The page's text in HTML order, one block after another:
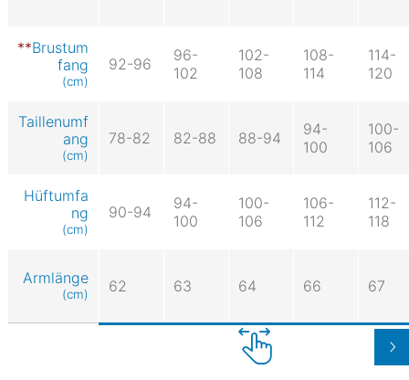
Brustum
fang
(cm)
92-96
96-
102
102-
108
108-
114
114-
120
Taillenumf
ang
(cm)
78-82 82-88 88-94
94-
100
100-
106
Hüftumfa
ng
(cm)
90-94
94-
100
100-
106
106-
112
112-
118
Armlänge
(cm) 62 63 64 66 67